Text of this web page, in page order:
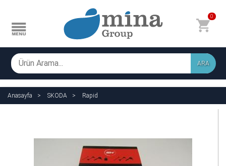
0
ARA
Anasayfa SKODA Rapid